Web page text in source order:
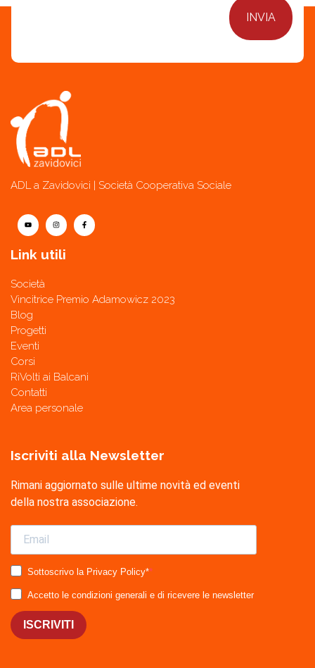
ADL a Zavidovici | Società Cooperativa Sociale
Link utili
Società
Vincitrice Premio Adamowicz 2023
Blog
Progetti
Eventi
Corsi
RiVolti ai Balcani
Contatti
Area personale
Iscriviti alla Newsletter
Rimani aggiornato sulle ultime novità ed eventi
della nostra associazione.
Sottoscrivo la Privacy Policy*
Accetto le condizioni generali e di ricevere le newsletter
ISCRIVITI